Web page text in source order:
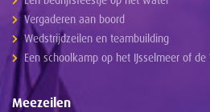
Vergaderen aan boord
Wedstrijdzeilen en teambuilding
Een schoolkamp op het IJsselmeer of de
Meezeilen